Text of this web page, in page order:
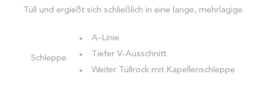
Tüll und ergießt sich schließlich in eine lange, mehrlagige
Schleppe.
A-Linie
Tiefer V-Ausschnitt
Weiter Tüllrock mit Kapellenschleppe